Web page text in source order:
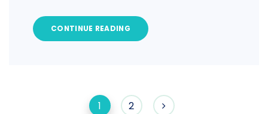
CONTINUE READING
1 2